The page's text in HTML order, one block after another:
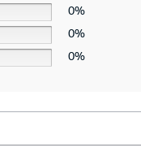
0%
0%
0%